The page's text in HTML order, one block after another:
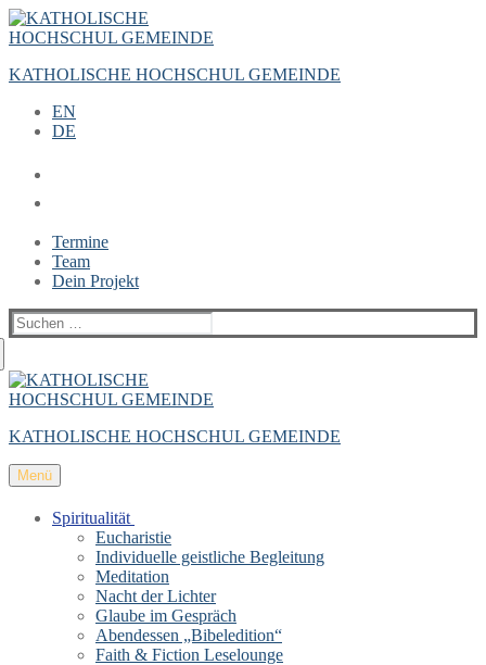
Zum
Inhalt
Menü
Schließen
KATHOLISCHE HOCHSCHUL GEMEINDE
EN
DE
Termine
Team
Dein Projekt
Suchen
nach:
KATHOLISCHE HOCHSCHUL GEMEINDE
Menü
Spiritualität
Eucharistie
Individuelle geistliche Begleitung
Meditation
Nacht der Lichter
Glaube im Gespräch
Abendessen „Bibeledition“
Faith & Fiction Leselounge